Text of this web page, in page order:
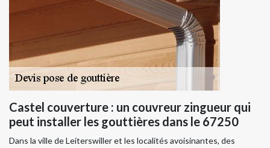
Castel couverture : un couvreur zingueur qui
peut installer les gouttières dans le 67250
Dans la ville de Leiterswiller et les localités avoisinantes, des